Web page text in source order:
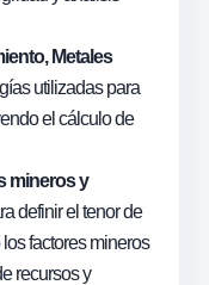
Metales
utilizadas para
el cálculo de
mineros y
definir el tenor de
factores mineros
recursos y